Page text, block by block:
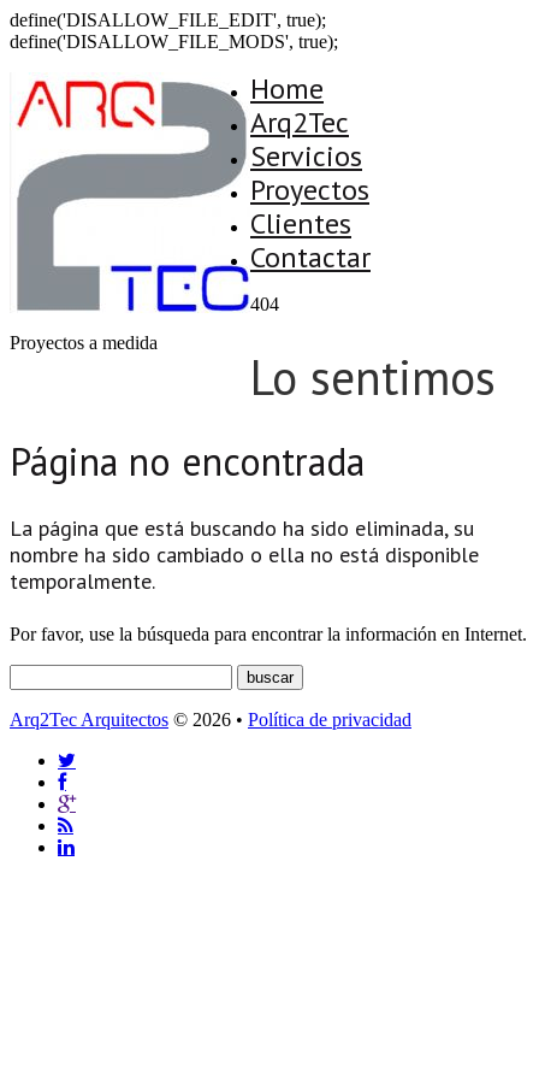
define('DISALLOW_FILE_EDIT', true);
define('DISALLOW_FILE_MODS', true);
Proyectos a medida
Home
Arq2Tec
Servicios
Proyectos
Clientes
Contactar
404
Lo sentimos
Página no encontrada
La página que está buscando ha sido eliminada, su
nombre ha sido cambiado o ella no está disponible
temporalmente.
Por favor, use la búsqueda para encontrar la información en Internet.
Arq2Tec Arquitectos © 2026 • Política de privacidad